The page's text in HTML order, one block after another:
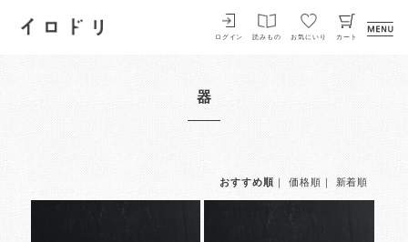
イロドリ
ログイン 読みもの お気にいり カート
器
おすすめ順 価格順 新着順